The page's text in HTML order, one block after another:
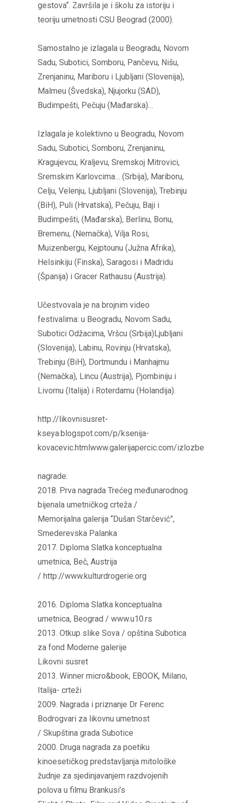
gestova“. Završila je i školu za istoriju i
teoriju umetnosti CSU Beograd (2000).
Samostalno je izlagala u Beogradu, Novom
Sadu, Subotici, Somboru, Pančevu, Nišu,
Zrenjaninu, Mariboru i Ljubljani (Slovenija),
Malmeu (Švedska), Njujorku (SAD),
Budimpešti, Pečuju (Mađarska)…
Izlagala je kolektivno u Beogradu, Novom
Sadu, Subotici, Somboru, Zrenjaninu,
Kragujevcu, Kraljevu, Sremskoj Mitrovici,
Sremskim Karlovcima… (Srbija), Mariboru,
Celju, Velenju, Ljubljani (Slovenija), Trebinju
(BiH), Puli (Hrvatska), Pečuju, Baji i
Budimpešti, (Mađarska), Berlinu, Bonu,
Bremenu, (Nemačka), Vilja Rosi,
Muizenbergu, Kejptounu (Južna Afrika),
Helsinkiju (Finska), Saragosi i Madridu
(Španija) i Gracer Rathausu (Austrija).
Učestvovala je na brojnim video
festivalima: u Beogradu, Novom Sadu,
Subotici Odžacima, Vršcu (Srbija)Ljubljani
(Slovenija), Labinu, Rovinju (Hrvatska),
Trebinju (BiH), Dortmundu i Manhajmu
(Nemačka), Lincu (Austrija), Pjombiniju i
Livornu (Italija) i Roterdamu (Holandija).
http://likovnisusret-
kseya.blogspot.com/p/ksenija-
kovacevic.htmlwww.galerijapercic.com/izlozbe
nagrade:
2018. Prva nagrada Trećeg međunarodnog
bijenala umetničkog crteža /
Memorijalna galerija “Dušan Starčević”,
Smederevska Palanka
2017. Diploma Slatka konceptualna
umetnica, Beč, Austrija
/ http://www.kulturdrogerie.org
2016. Diploma Slatka konceptualna
umetnica, Beograd / www.u10.rs
2013. Otkup slike Sova / opština Subotica
za fond Moderne galerije
Likovni susret
2013. Winner micro&book, EBOOK, Milano,
Italija- crteži
2009. Nagrada i priznanje Dr Ferenc
Bodrogvari za likovnu umetnost
/ Skupština grada Subotice
2000. Druga nagrada za poetiku
kinoesetičkog predstavljanja mitološke
žudnje za sjedinjavanjem razdvojenih
polova u filmu Brankusi’s